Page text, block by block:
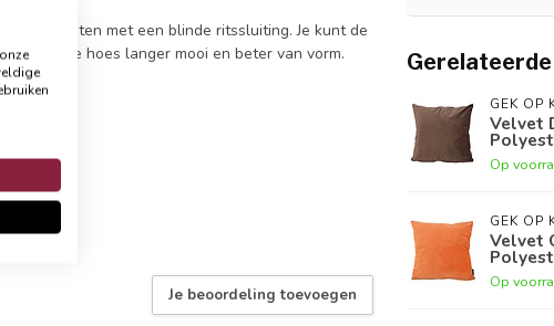
af te sluiten met een blinde ritssluiting. Je kunt de
blijft de hoes langer mooi en beter van vorm.
Je beoordeling toevoegen
GEK OP
Velvet
Op
GEK OP
Velvet
Op